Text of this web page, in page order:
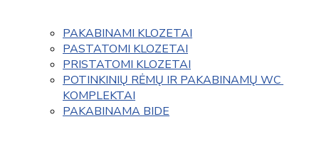
PAKABINAMI KLOZETAI
PASTATOMI KLOZETAI
PRISTATOMI KLOZETAI
POTINKINIŲ RĖMŲ IR PAKABINAMŲ WC
KOMPLEKTAI
PAKABINAMA BIDE